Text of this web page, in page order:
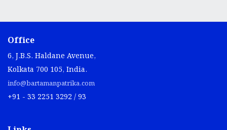
Office
6, J.B.S. Haldane Avenue,
Kolkata 700 105, India.
info@bartamanpatrika.com
+91 - 33 2251 3292 / 93